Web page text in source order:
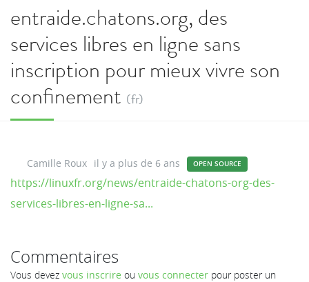
entraide.chatons.org, des
services libres en ligne sans
inscription pour mieux vivre son
confinement (fr)
Camille Roux il y a plus de 6 ans OPEN SOURCE
https://linuxfr.org/news/entraide-chatons-org-des-
services-libres-en-ligne-sa...
Commentaires
Vous devez vous inscrire ou vous connecter pour poster un